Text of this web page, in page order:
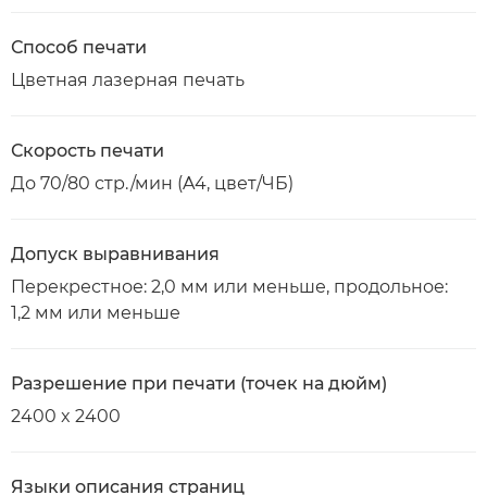
Способ печати
Цветная лазерная печать
Скорость печати
До 70/80 стр./мин (A4, цвет/ЧБ)
Допуск выравнивания
Перекрестное: 2,0 мм или меньше, продольное:
1,2 мм или меньше
Разрешение при печати (точек на дюйм)
2400 x 2400
Языки описания страниц